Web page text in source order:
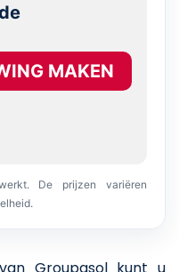
MAKEN
De prijzen variëren
Groupasol kunt u